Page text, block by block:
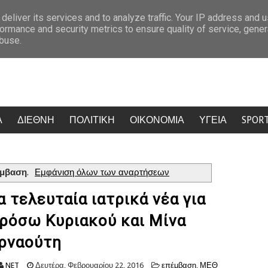
της Η Μύκονος πήρε φωτιά: Κίντμαν, Σαλντάνα και Κέιτι Πέρι
ΔΙΕΘΝΗ ΠΟΛΙΤΙΚΗ ΟΙΚΟΝΟΜΙΑ ΥΓΕΙΑ
. Εμφάνιση όλων των αναρτήσεων
τελευταία ιατρικά νέα για
Κυριακού και Μίνα
NET Δευτέρα, Φεβρουαρίου 22, 2016 επέμβαση, ΜΕΘ
its services and to analyze traffic. Your IP address and
and security metrics to ensure quality of service,